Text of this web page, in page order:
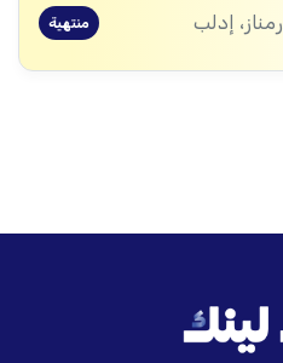
إدلب منتهية